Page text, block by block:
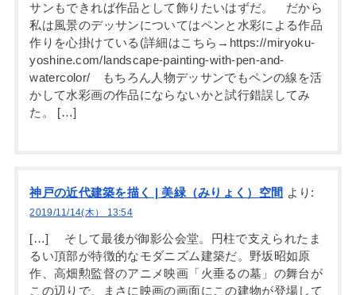
サンもできれば作品として飾りたいはずだ。 だから
私は風景のデッサンについてはペンと水彩による作品
作りを心掛けている(詳細はこちら→https://miryoku-
yoshine.com/landscape-painting-with-pen-and-
watercolor/ もちろん人物デッサンでもペンの線を活
かして水彩画の作品にならないかと試行錯誤してみ
た。 […]
神戸の近代建築を描く | 美緑（みりょく）空間 より:
2019/11/14(木） 13:54
[…] そして最後が御影公会堂。円柱で支えられたま
るい頂部が特徴的なモダニズム建築だ。野坂昭如原
作、高畑勲監督のアニメ映画「火垂るの墓」の舞台が
この辺りで、まさに映画の画面にこの建物が登場して